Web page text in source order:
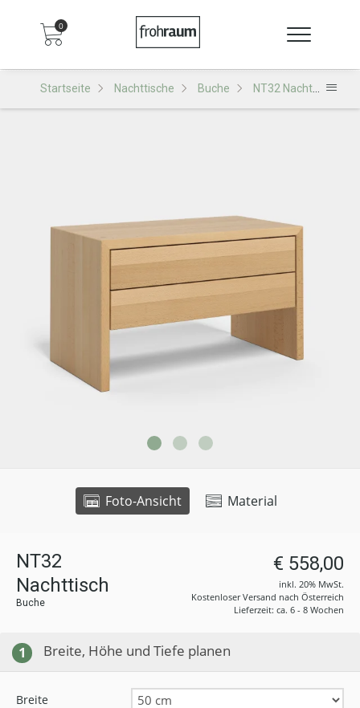
0
Startseite Nachttische Buche NT32 Nachttisch
Foto-Ansicht Material
NT32
Nachttisch
Buche
€ 558,00
inkl. 20% MwSt.
Kostenloser Versand nach Österreich
Lieferzeit: ca. 6 - 8 Wochen
1 Breite, Höhe und Tiefe planen
Breite